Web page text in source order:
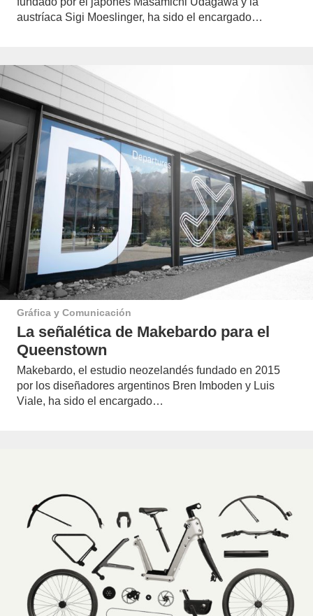
austríaca Sigi Moeslinger, ha sido el encargado…
Gráfica y Comunicación
La señalética de Makebardo para el
Queenstown
Makebardo, el estudio neozelandés fundado en 2015
por los diseñadores argentinos Bren Imboden y Luis
Viale, ha sido el encargado…